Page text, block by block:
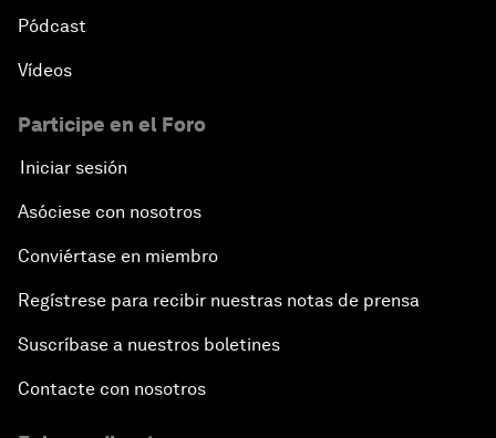
Pódcast
Vídeos
Participe en el Foro
Iniciar sesión
Asóciese con nosotros
Conviértase en miembro
Regístrese para recibir nuestras notas de prensa
Suscríbase a nuestros boletines
Contacte con nosotros